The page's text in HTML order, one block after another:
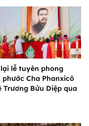
lễ tuyên phong
phước Cha Phanxicô
Trương Bửu Diệp qua